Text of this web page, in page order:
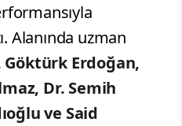
Alanında uzman
Göktürk Erdoğan,
Dr. Semih
ve Said